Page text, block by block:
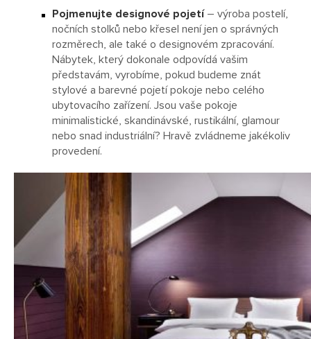
Pojmenujte designové pojetí– výroba postelí,
nočních stolků nebo křesel není jen o správných
rozměrech, ale také o designovém zpracování.
Nábytek, který dokonale odpovídá vašim
představám, vyrobíme, pokud budeme znát
stylové a barevné pojetí pokoje nebo celého
ubytovacího zařízení. Jsou vaše pokoje
minimalistické, skandinávské, rustikální, glamour
nebo snad industriální? Hravě zvládneme jakékoliv
provedení.